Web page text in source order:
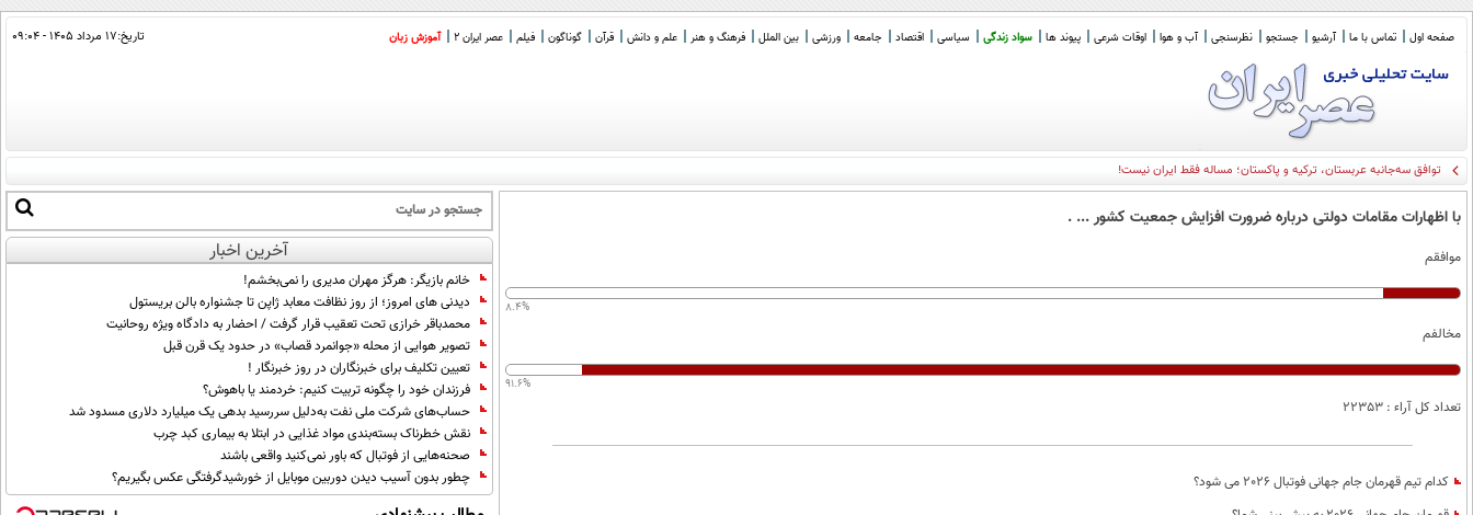
صفحه اول تماس با ما آرشیو جستجو نظرسنجی آب و هوا اوقات شرعی پیوند ها سواد زندگی سیاسی اقتصاد جامعه ورزشی بین الملل فرهنگ و هنر علم و دانش قرآن گوناگون فیلم عصر ایران 2 آموزش زبان تاریخ:۱۷ مرداد ۱۴۰۵ - ۰۹:۰۴
توافق سه‌جانبه عربستان، ترکیه و پاکستان؛ مساله فقط ایران نیست!
با اظهارات مقامات دولتی درباره ضرورت افزایش جمعیت کشور ... .
موافقم
8.4%
مخالفم
91.6%
تعداد کل آراء : 22353
کدام تیم قهرمان جام جهانی فوتبال 2026 می شود؟
آخرین اخبار
خانم بازیگر: هرگز مهران مدیری را نمی‌بخشم!
دیدنی های امروز؛ از روز نظافت معابد ژاپن تا جشنواره بالن بریستول
محمدباقر خرازی تحت تعقیب قرار گرفت / احضار به دادگاه ویژه روحانیت
تصویر هوایی از محله «جوانمرد قصاب» در حدود یک قرن قبل
تعیین تکلیف برای خبرنگاران در روز خبرنگار !
فرزندان خود را چگونه تربیت کنیم: خردمند یا باهوش؟
حساب‌های شرکت ملی نفت به‌دلیل سررسید بدهی یک میلیارد دلاری مسدود شد
نقش خطرناک بسته‌بندی مواد غذایی در ابتلا به بیماری کبد چرب
صحنه‌هایی از فوتبال که باور نمی‌کنید واقعی باشند
چطور بدون آسیب دیدن دوربین موبایل از خورشیدگرفتگی عکس بگیریم؟